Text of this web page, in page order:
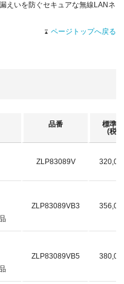
えいを防ぐセキュアな無線LANネ
ページトップへ戻る
品番
標準
(税
ZLP83089V
ZLP83089VB3
ZLP83089VB5